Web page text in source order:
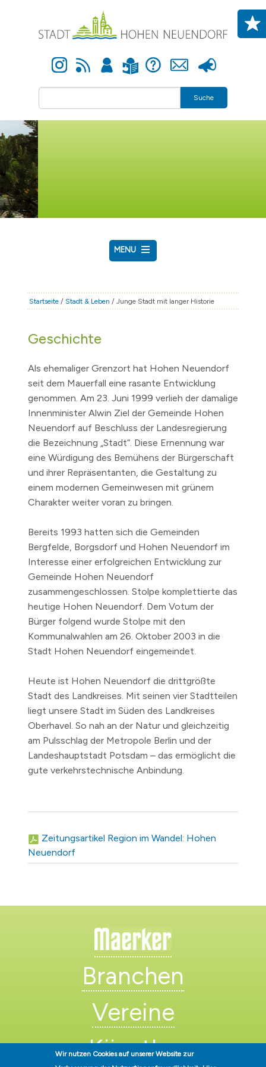
Instagram Newsfeed Anmelden Leichte Sprache Hilfe Kontakt Presse
Suche
MENU
RATHAUS & POLITIK
FAMILIE & BILDUNG
BAUEN & WIRTSCHAFT
Startseite /Stadt & Leben / Junge Stadt mit langer Historie
Geschichte
Als ehemaliger Grenzort hat Hohen Neuendorf
seit dem Mauerfall eine rasante Entwicklung
genommen. Am 23. Juni 1999 verlieh der damalige
Innenminister Alwin Ziel der Gemeinde Hohen
Neuendorf auf Beschluss der Landesregierung
die Bezeichnung „Stadt“. Diese Ernennung war
eine Würdigung des Bemühens der Bürgerschaft
und ihrer Repräsentanten, die Gestaltung zu
einem modernen Gemeinwesen mit grünem
Charakter weiter voran zu bringen.
Bereits 1993 hatten sich die Gemeinden
Bergfelde, Borgsdorf und Hohen Neuendorf im
Interesse einer erfolgreichen Entwicklung zur
Gemeinde Hohen Neuendorf
zusammengeschlossen. Stolpe komplettierte das
heutige Hohen Neuendorf. Dem Votum der
Bürger folgend wurde Stolpe mit den
Kommunalwahlen am 26. Oktober 2003 in die
Stadt Hohen Neuendorf eingemeindet.
Heute ist Hohen Neuendorf die drittgrößte
Stadt des Landkreises. Mit seinen vier Stadtteilen
liegt unsere Stadt im Süden des Landkreises
Oberhavel. So nah an der Natur und gleichzeitig
am Pulsschlag der Metropole Berlin und der
Landeshauptstadt Potsdam – das ermöglicht die
gute verkehrstechnische Anbindung.
Zeitungsartikel Region im Wandel: Hohen
Neuendorf
Branchen
Vereine
Künstler
Wir nutzen Cookies auf unserer Website zur